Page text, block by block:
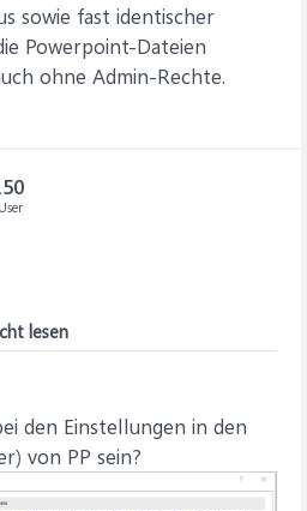
sowie fast identischer
Powerpoint-Dateien
ohne Admin-Rechte.
lesen
den Einstellungen in den
von PP sein?